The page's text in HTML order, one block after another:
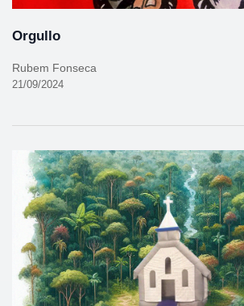
Orgullo
Rubem Fonseca
21/09/2024